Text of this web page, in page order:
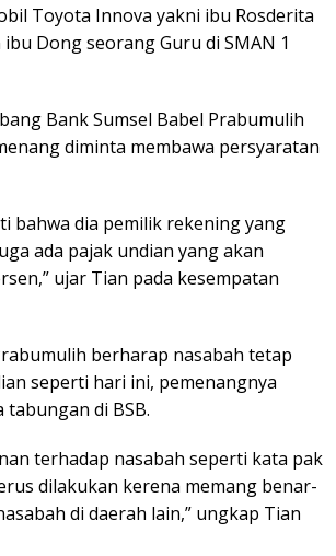
Toyota Innova yakni ibu Rosderita
Dong seorang Guru di SMAN 1
Bank Sumsel Babel Prabumulih
diminta membawa persyaratan
bahwa dia pemilik rekening yang
ada pajak undian yang akan
ujar Tian pada kesempatan
berharap nasabah tetap
seperti hari ini, pemenangnya
di BSB.
terhadap nasabah seperti kata pak
dilakukan kerena memang benar-
di daerah lain,” ungkap Tian